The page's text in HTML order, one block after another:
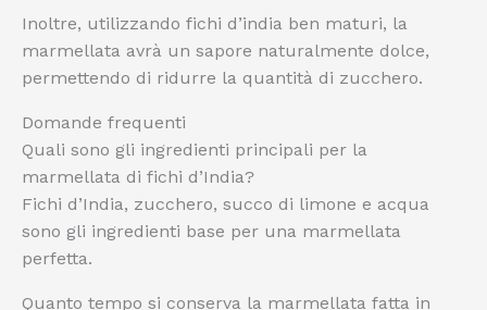
Inoltre, utilizzando fichi d’india ben maturi, la
marmellata avrà un sapore naturalmente dolce,
permettendo di ridurre la quantità di zucchero.
Domande frequenti
Quali sono gli ingredienti principali per la
marmellata di fichi d’India?
Fichi d’India, zucchero, succo di limone e acqua
sono gli ingredienti base per una marmellata
perfetta.
Quanto tempo si conserva la marmellata fatta in